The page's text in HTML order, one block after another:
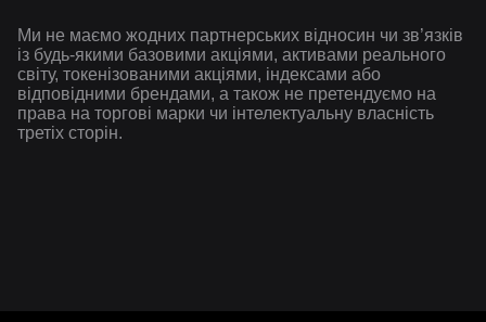
Ми не маємо жодних партнерських відносин чи зв’язків
із будь-якими базовими акціями, активами реального
світу, токенізованими акціями, індексами або
відповідними брендами, а також не претендуємо на
права на торгові марки чи інтелектуальну власність
третіх сторін.